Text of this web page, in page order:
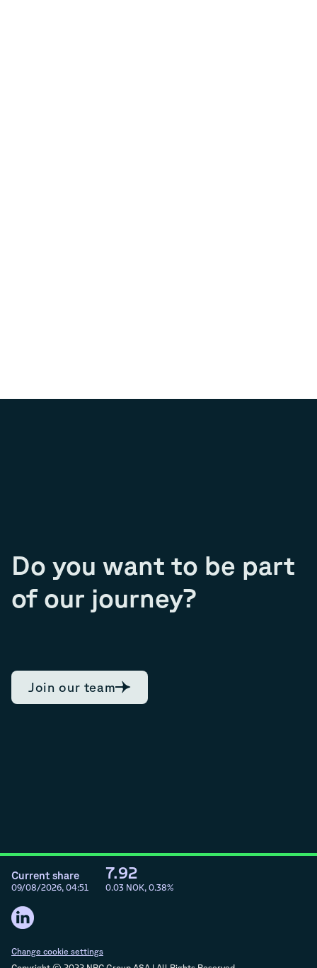
Do you want to be part
of our journey?
Join our team
Change cookie settings
Current share
09/08/2026, 04:51
7.92
0.03 NOK, 0.38%